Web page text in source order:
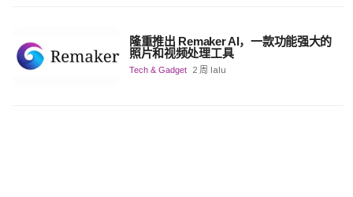
隆重推出 Remaker AI，一款功能强大的
照片和视频处理工具
Tech & Gadget 2 周 lalu